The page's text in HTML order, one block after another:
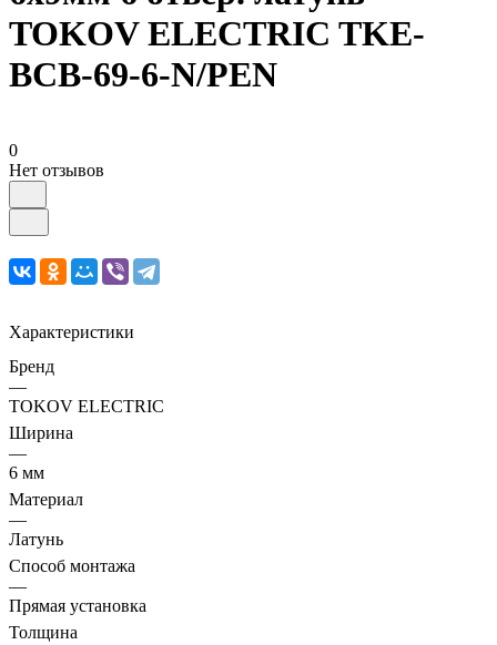
TOKOV ELECTRIC TKE-
BCB-69-6-N/PEN
0
Нет отзывов
Характеристики
Бренд
—
TOKOV ELECTRIC
Ширина
—
6 мм
Материал
—
Латунь
Способ монтажа
—
Прямая установка
Толщина